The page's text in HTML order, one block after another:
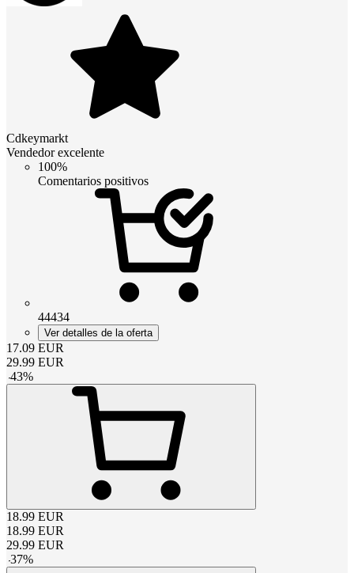
Cdkeymarkt
Vendedor excelente
100%
Comentarios positivos
44434
Ver detalles de la oferta
17.09 EUR
29.99 EUR
-43%
18.99 EUR
18.99 EUR
29.99 EUR
-37%